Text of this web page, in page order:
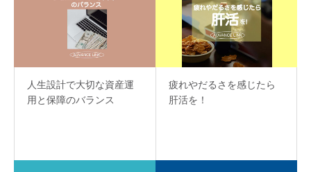
人生設計で大切な資産運
用と保障のバランス
疲れやだるさを感じたら
肝活を！